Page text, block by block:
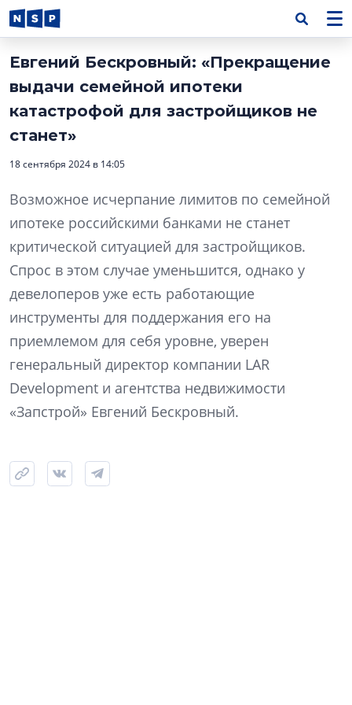
Евгений Бескровный: «Прекращение
выдачи семейной ипотеки
катастрофой для застройщиков не
станет»
18 сентября 2024 в 14:05
Возможное исчерпание лимитов по семейной
ипотеке российскими банками не станет
критической ситуацией для застройщиков.
Спрос в этом случае уменьшится, однако у
девелоперов уже есть работающие
инструменты для поддержания его на
приемлемом для себя уровне, уверен
генеральный директор компании LAR
Development и агентства недвижимости
«Запстрой» Евгений Бескровный.